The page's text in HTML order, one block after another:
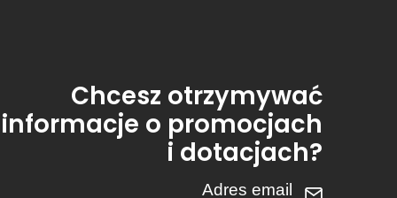
Chcesz otrzymywać
informacje o promocjach
i dotacjach?